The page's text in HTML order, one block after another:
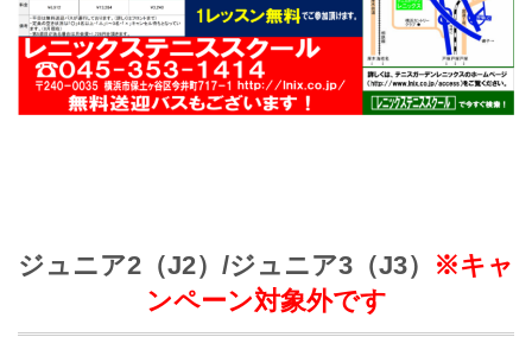
ジュニア2（J2）/ジュニア3（J3）
※キャ
ンペーン対象外です